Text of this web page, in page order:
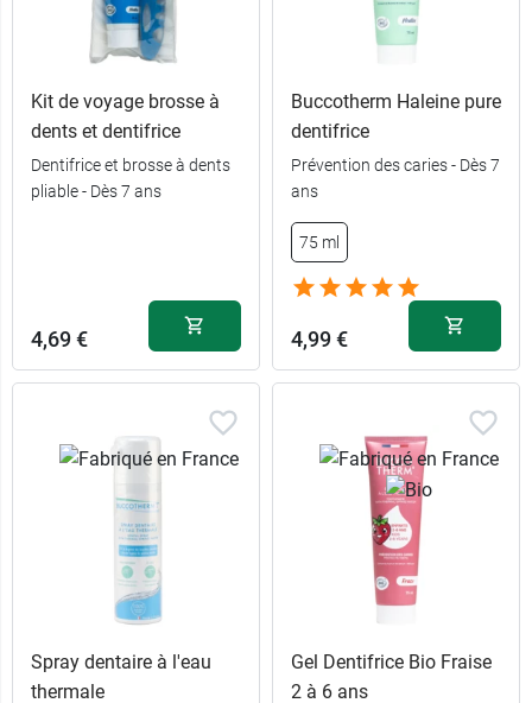
Kit de voyage brosse à
dents et dentifrice
Dentifrice et brosse à dents
pliable - Dès 7 ans
4,69 €
Buccotherm Haleine pure
dentifrice
Prévention des caries - Dès 7
ans
75 ml
4,99 €
Spray dentaire à l'eau
thermale
Gel Dentifrice Bio Fraise
2 à 6 ans